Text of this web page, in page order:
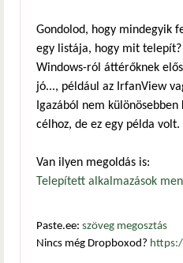
Gondolod, hogy mindegyik
egy listája, hogy mit
Windows-ról áttérőknek
jó..., például az IrfanView
Igazából nem
célhoz, de ez egy példa volt.
Van ilyen megoldás is:
Telepített alkalmazások
Paste.ee: szöveg megosztás
Nincs még Dropboxod?